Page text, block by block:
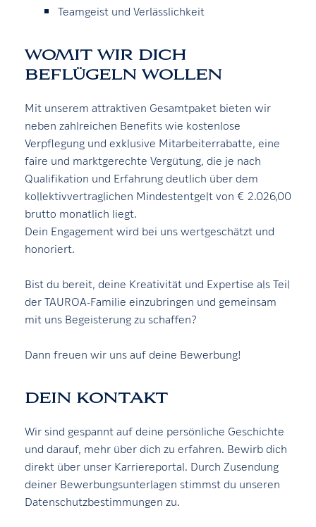
Teamgeist und Verlässlichkeit
WOMIT WIR DICH
BEFLÜGELN WOLLEN
Mit unserem attraktiven Gesamtpaket bieten wir
neben zahlreichen Benefits wie kostenlose
Verpflegung und exklusive Mitarbeiterrabatte, eine
faire und marktgerechte Vergütung, die je nach
Qualifikation und Erfahrung deutlich über dem
kollektivvertraglichen Mindestentgelt von € 2.026,00
brutto monatlich liegt.
Dein Engagement wird bei uns wertgeschätzt und
honoriert.
Bist du bereit, deine Kreativität und Expertise als Teil
der TAUROA-Familie einzubringen und gemeinsam
mit uns Begeisterung zu schaffen?
Dann freuen wir uns auf deine Bewerbung!
DEIN KONTAKT
Wir sind gespannt auf deine persönliche Geschichte
und darauf, mehr über dich zu erfahren. Bewirb dich
direkt über unser Karriereportal. Durch Zusendung
deiner Bewerbungsunterlagen stimmst du unseren
Datenschutzbestimmungen zu.